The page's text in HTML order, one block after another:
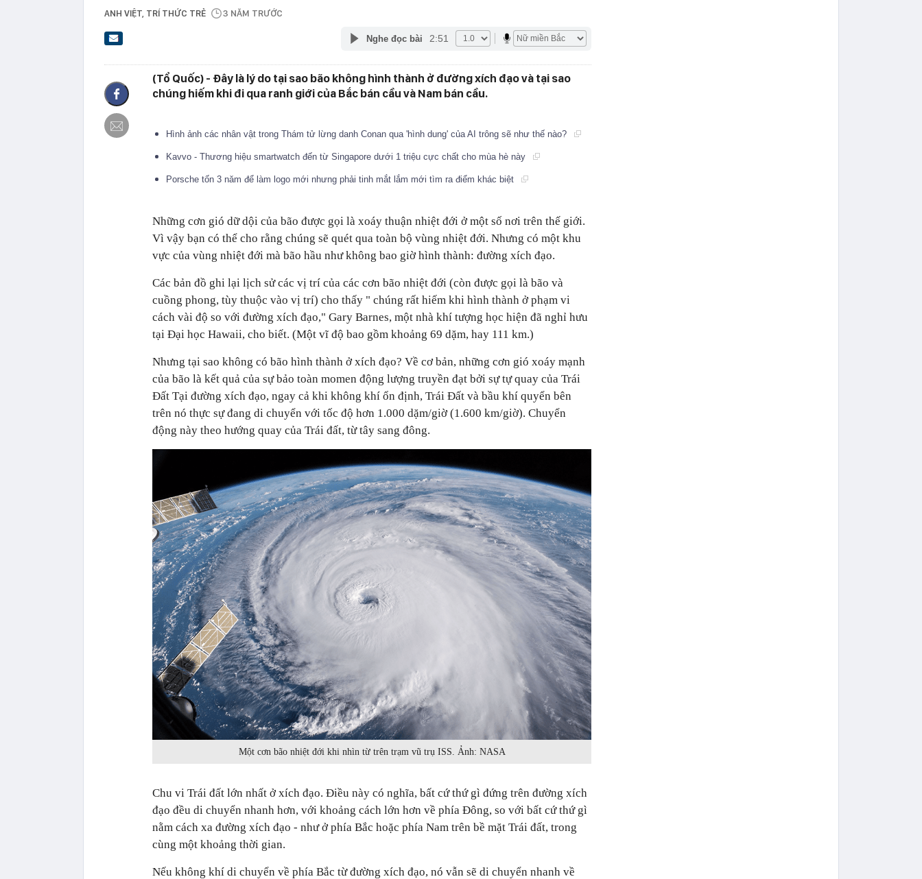
ANH VIỆT , TRÍ THỨC TRẺ 3 NĂM TRƯỚC
Nghe đọc bài 2:51
(Tổ Quốc) - Đây là lý do tại sao bão không hình thành ở đường xích đạo và tại sao
chúng hiếm khi đi qua ranh giới của Bắc bán cầu và Nam bán cầu.
Hình ảnh các nhân vật trong Thám tử lừng danh Conan qua 'hình dung' của AI trông sẽ như thế nào?
Kavvo - Thương hiệu smartwatch đến từ Singapore dưới 1 triệu cực chất cho mùa hè này
Porsche tốn 3 năm để làm logo mới nhưng phải tinh mắt lắm mới tìm ra điểm khác biệt
Những cơn gió dữ dội của bão được gọi là xoáy thuận nhiệt đới ở một số nơi trên thế giới.
Vì vậy bạn có thể cho rằng chúng sẽ quét qua toàn bộ vùng nhiệt đới. Nhưng có một khu
vực của vùng nhiệt đới mà bão hầu như không bao giờ hình thành: đường xích đạo.
Các bản đồ ghi lại lịch sử các vị trí của các cơn bão nhiệt đới (còn được gọi là bão và
cuồng phong, tùy thuộc vào vị trí) cho thấy " chúng rất hiếm khi hình thành ở phạm vi
cách vài độ so với đường xích đạo," Gary Barnes, một nhà khí tượng học hiện đã nghỉ hưu
tại Đại học Hawaii, cho biết. (Một vĩ độ bao gồm khoảng 69 dặm, hay 111 km.)
Nhưng tại sao không có bão hình thành ở xích đạo? Về cơ bản, những cơn gió xoáy mạnh
của bão là kết quả của sự bảo toàn momen động lượng truyền đạt bởi sự tự quay của Trái
Đất Tại đường xích đạo, ngay cả khi không khí ổn định, Trái Đất và bầu khí quyển bên
trên nó thực sự đang di chuyển với tốc độ hơn 1.000 dặm/giờ (1.600 km/giờ). Chuyển
động này theo hướng quay của Trái đất, từ tây sang đông.
Một cơn bão nhiệt đới khi nhìn từ trên trạm vũ trụ ISS. Ảnh: NASA
Chu vi Trái đất lớn nhất ở xích đạo. Điều này có nghĩa, bất cứ thứ gì đứng trên đường xích
đạo đều di chuyển nhanh hơn, với khoảng cách lớn hơn về phía Đông, so với bất cứ thứ gì
nằm cách xa đường xích đạo - như ở phía Bắc hoặc phía Nam trên bề mặt Trái đất, trong
cùng một khoảng thời gian.
Nếu không khí di chuyển về phía Bắc từ đường xích đạo, nó vẫn sẽ di chuyển nhanh về